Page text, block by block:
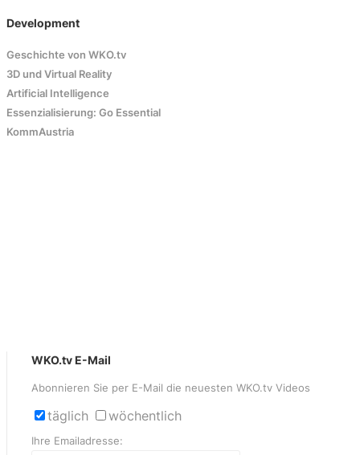
Development
Geschichte von WKO.tv
3D und Virtual Reality
Artificial Intelligence
Essenzialisierung: Go Essential
KommAustria
WKO.tv E-Mail
Abonnieren Sie per E-Mail die neuesten WKO.tv Videos
täglich wöchentlich
Ihre Emailadresse: